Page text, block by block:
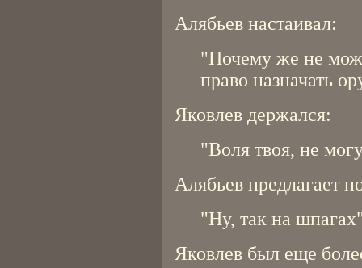
Алябьев настаивал:
"Почему же не
право назначать
Яковлев держался:
"Воля твоя, не
Алябьев предлагает
"Ну, так на
Яковлев был еще